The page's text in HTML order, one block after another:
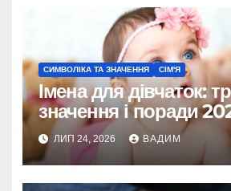
СИМВОЛІКА ТА ЗНАЧЕННЯ СІМ'Я
Імена для дівчаток:
значення і поради
ЛИП 24, 2026 ВАДИМ